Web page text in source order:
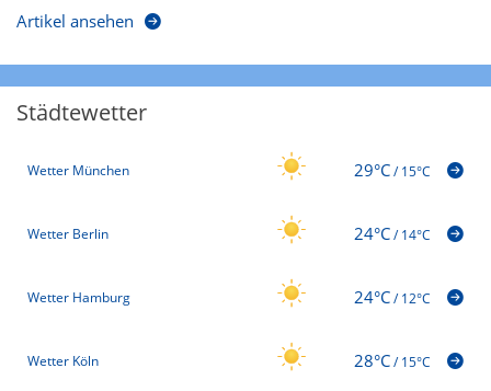
Artikel ansehen
Städtewetter
Wetter München 29°C/15°C
Wetter Berlin 24°C/14°C
Wetter Hamburg 24°C/12°C
Wetter Köln 28°C/15°C